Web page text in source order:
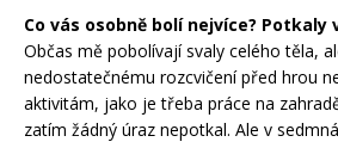
Co vás osobně bolí nejvíce? Potkaly
Občas mě pobolívají svaly celého těla,
nedostatečnému rozcvičení před hrou
aktivitám, jako je třeba práce na
zatím žádný úraz nepotkal. Ale v